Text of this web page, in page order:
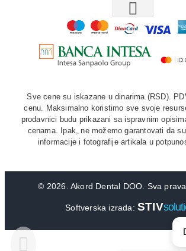
Sve cene su iskazane u dinarima (RSD).
cenu. Maksimalno koristimo sve svoje
prodavnici budu prikazani sa ispravnim
cenama. Ipak, ne možemo garantovati da
informacije i fotografije artikala u
© 2026. Akord Dental DOO. Sva
Softverska izrada: STIV